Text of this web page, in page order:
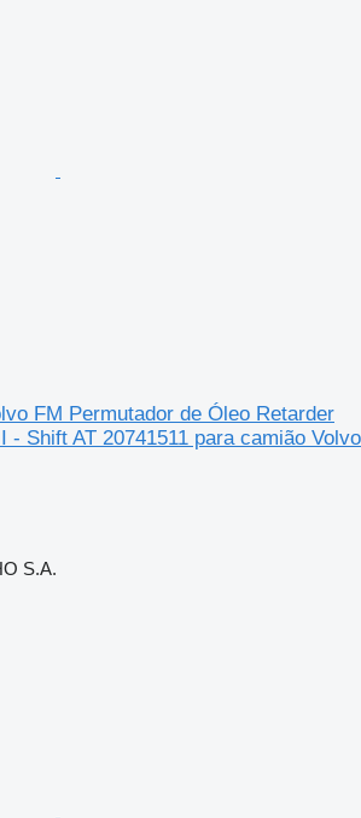
FM Permutador de Óleo Retarder
- Shift AT 20741511 para camião Volvo
S.A.